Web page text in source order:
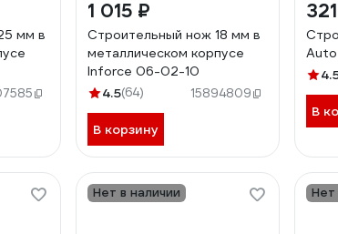
мм в
1 015 ₽
Строительный нож 18 мм в
металлическом корпусе
Inforce 06-02-10
4.5(64) 15894809
В корзину
В
Нет в наличии Нет